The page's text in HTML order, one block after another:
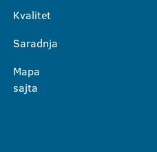
Kvalitet
Saradnja
Mapa
sajta